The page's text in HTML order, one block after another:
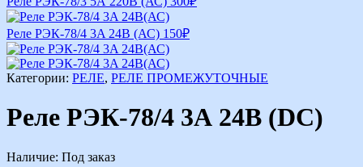
Реле РЭК-78/4 3A 24В (АС) 150₽
Категории: РЕЛЕ, РЕЛЕ ПРОМЕЖУТОЧНЫЕ
Реле РЭК-78/4 3А 24В (DС)
Наличие: Под заказ